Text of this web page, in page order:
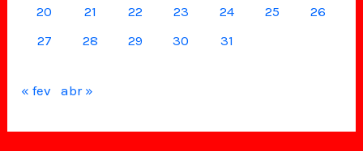
20
21 22 23 24 25
26
27
28 29 30 31
« fev abr »